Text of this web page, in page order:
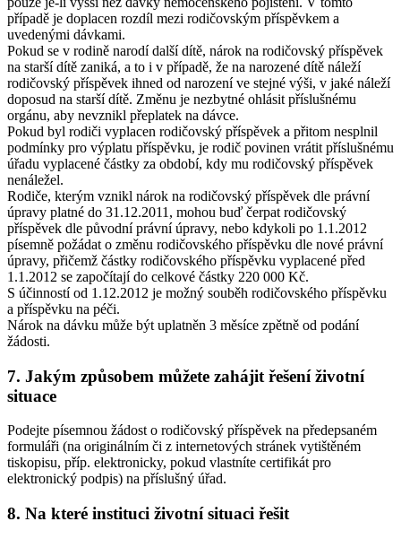
případě je doplacen rozdíl mezi rodičovským příspěvkem a
uvedenými dávkami.
Pokud se v rodině narodí další dítě, nárok na rodičovský příspěvek
na starší dítě zaniká, a to i v případě, že na narozené dítě náleží
rodičovský příspěvek ihned od narození ve stejné výši, v jaké náleží
doposud na starší dítě. Změnu je nezbytné ohlásit příslušnému
orgánu, aby nevznikl přeplatek na dávce.
Pokud byl rodiči vyplacen rodičovský příspěvek a přitom nesplnil
podmínky pro výplatu příspěvku, je rodič povinen vrátit příslušnému
úřadu vyplacené částky za období, kdy mu rodičovský příspěvek
nenáležel.
Rodiče, kterým vznikl nárok na rodičovský příspěvek dle právní
úpravy platné do 31.12.2011, mohou buď čerpat rodičovský
příspěvek dle původní právní úpravy, nebo kdykoli po 1.1.2012
písemně požádat o změnu rodičovského příspěvku dle nové právní
úpravy, přičemž částky rodičovského příspěvku vyplacené před
1.1.2012 se započítají do celkové částky 220 000 Kč.
S účinností od 1.12.2012 je možný souběh rodičovského příspěvku
a příspěvku na péči.
Nárok na dávku může být uplatněn 3 měsíce zpětně od podání
žádosti.
7. Jakým způsobem můžete zahájit řešení životní
situace
Podejte písemnou žádost o rodičovský příspěvek na předepsaném
formuláři (na originálním či z internetových stránek vytištěném
tiskopisu, příp. elektronicky, pokud vlastníte certifikát pro
elektronický podpis) na příslušný úřad.
8. Na které instituci životní situaci řešit